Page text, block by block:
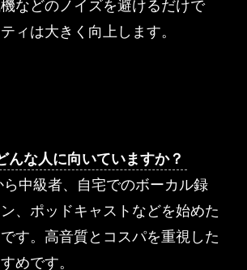
などのノイズを避けるだけで
ィは大きく向上します。
んな人に向いていますか？
中級者、自宅でのボーカル録
、ポッドキャストなどを始めた
す。高音質とコスパを重視した
めです。